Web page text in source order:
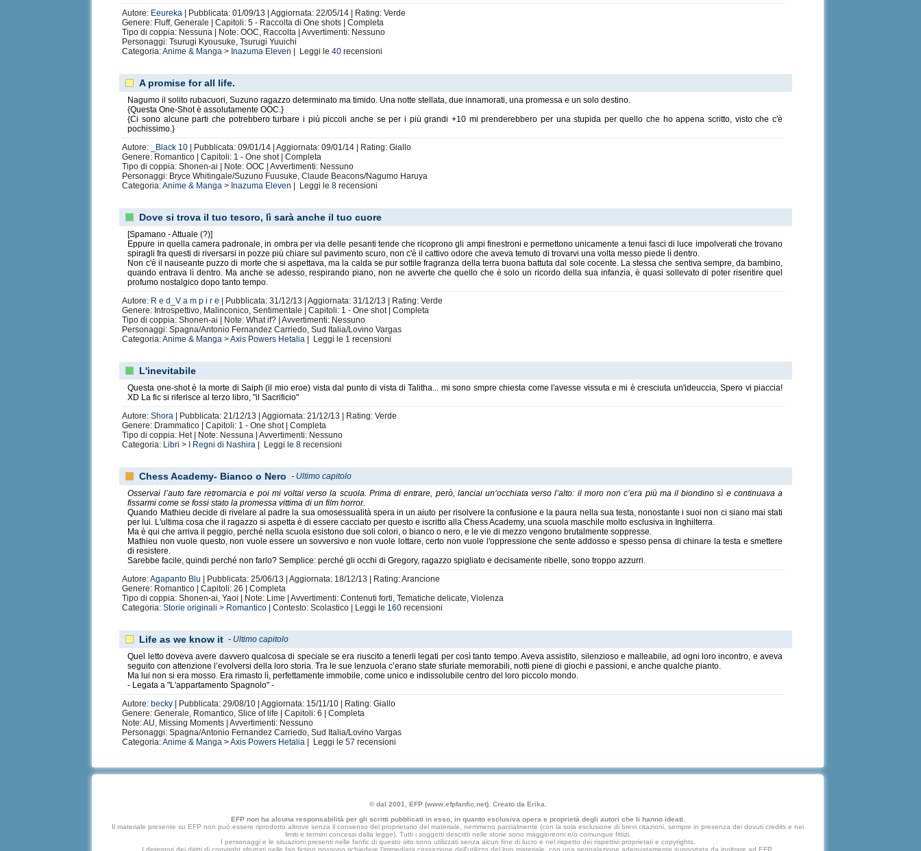
Autore: Eeureka | Pubblicata: 01/09/13 | Aggiornata: 22/05/14 | Rating: Verde
Genere: Fluff, Generale | Capitoli: 5 - Raccolta di One shots | Completa
Tipo di coppia: Nessuna | Note: OOC, Raccolta | Avvertimenti: Nessuno
Personaggi: Tsurugi Kyousuke, Tsurugi Yuuichi
Categoria:Anime & Manga > Inazuma Eleven | Leggi le40 recensioni
A promise for all life.
Nagumo il solito rubacuori, Suzuno ragazzo determinato ma timido. Una notte stellata, due innamorati, una promessa e un solo destino.
{Questa One-Shot è assolutamente OOC.}
{Ci sono alcune parti che potrebbero turbare i più piccoli anche se per i più grandi +10 mi prenderebbero per una stupida per quello che ho appena scritto, visto che c'è
pochissimo.}
Autore:
_Black 10 | Pubblicata: 09/01/14 | Aggiornata: 09/01/14 | Rating: Giallo
Genere: Romantico | Capitoli: 1 - One shot | Completa
Tipo di coppia: Shonen-ai | Note: OOC | Avvertimenti: Nessuno
Personaggi: Bryce Whitingale/Suzuno Fuusuke, Claude Beacons/Nagumo Haruya
Categoria:Anime & Manga > Inazuma Eleven | Leggi le8 recensioni
Dove si trova il tuo tesoro, lì sarà anche il tuo cuore
[Spamano - Attuale (?)]
Eppure in quella camera padronale, in ombra per via delle pesanti tende che ricoprono gli ampi finestroni e permettono unicamente a tenui fasci di luce impolverati che trovano
spiragli fra questi di riversarsi in pozze più chiare sul pavimento scuro, non c'è il cattivo odore che aveva temuto di trovarvi una volta messo piede lì dentro.
Non c'è il nauseante puzzo di morte che si aspettava, ma la calda se pur sottile fragranza della terra buona battuta dal sole cocente. La stessa che sentiva sempre, da bambino,
quando entrava lì dentro. Ma anche se adesso, respirando piano, non ne avverte che quello che è solo un ricordo della sua infanzia, è quasi sollevato di poter risentire quel
profumo nostalgico dopo tanto tempo.
Autore: R e d_V a m p i r e
| Pubblicata: 31/12/13 | Aggiornata: 31/12/13 | Rating: Verde
Genere: Introspettivo, Malinconico, Sentimentale | Capitoli: 1 - One shot | Completa
Tipo di coppia: Shonen-ai | Note: What if? | Avvertimenti: Nessuno
Personaggi: Spagna/Antonio Fernandez Carriedo, Sud Italia/Lovino Vargas
Categoria:Anime & Manga >Axis Powers Hetalia | Leggi le 1 recensioni
L'inevitabile
Questa one-shot è la morte di Saiph (il mio eroe) vista dal punto di vista di Talitha... mi sono smpre chiesta come l'avesse vissuta e mi è cresciuta un'ideuccia, Spero vi piaccia!
XD La fic si riferisce al terzo libro, "il Sacrificio"
Autore:Shora | Pubblicata: 21/12/13 | Aggiornata: 21/12/13 | Rating: Verde
Genere: Drammatico | Capitoli: 1 - One shot | Completa
Tipo di coppia: Het | Note: Nessuna | Avvertimenti: Nessuno
Categoria: Libri > I Regni di Nashira | Leggi le8 recensioni
Chess Academy- Bianco o Nero - Ultimo capitolo
Osservai l’auto fare retromarcia e poi mi voltai verso la scuola. Prima di entrare, però, lanciai un’occhiata verso l’alto: il moro non c’era più ma il biondino sì e continuava a
fissarmi come se fossi stato la promessa vittima di un film horror.
Quando Mathieu decide di rivelare al padre la sua omosessualità spera in un aiuto per risolvere la confusione e la paura nella sua testa, nonostante i suoi non ci siano mai stati
per lui. L'ultima cosa che il ragazzo si aspetta è di essere cacciato per questo e iscritto alla Chess Academy, una scuola maschile molto esclusiva in Inghilterra.
Ma è qui che arriva il peggio, perché nella scuola esistono due soli colori, o bianco o nero, e le vie di mezzo vengono brutalmente soppresse.
Mathieu non vuole questo, non vuole essere un sovversivo e non vuole lottare, certo non vuole l'oppressione che sente addosso e spesso pensa di chinare la testa e smettere
di resistere.
Sarebbe facile, quindi perché non farlo? Semplice: perché gli occhi di Gregory, ragazzo spigliato e decisamente ribelle, sono troppo azzurri.
Autore:Agapanto Blu
| Pubblicata: 25/06/13 | Aggiornata: 18/12/13 | Rating: Arancione
Genere: Romantico | Capitoli: 26 | Completa
Tipo di coppia: Shonen-ai, Yaoi | Note: Lime | Avvertimenti: Contenuti forti, Tematiche delicate, Violenza
Categoria:Storie originali > Romantico | Contesto: Scolastico | Leggi le 160 recensioni
Life as we know it - Ultimo capitolo
Quel letto doveva avere davvero qualcosa di speciale se era riuscito a tenerli legati per così tanto tempo. Aveva assistito, silenzioso e malleabile, ad ogni loro incontro, e aveva
seguito con attenzione l’evolversi della loro storia. Tra le sue lenzuola c’erano state sfuriate memorabili, notti piene di giochi e passioni, e anche qualche pianto.
Ma lui non si era mosso. Era rimasto lì, perfettamente immobile, come unico e indissolubile centro del loro piccolo mondo.
- Legata a "L'appartamento Spagnolo" -
Autore: becky | Pubblicata: 29/08/10 | Aggiornata: 15/11/10 | Rating: Giallo
Genere: Generale, Romantico, Slice of life | Capitoli: 6 | Completa
Note: AU, Missing Moments | Avvertimenti: Nessuno
Personaggi: Spagna/Antonio Fernandez Carriedo, Sud Italia/Lovino Vargas
Categoria:Anime & Manga >Axis Powers Hetalia | Leggi le57 recensioni
© dal 2001, EFP (www.efpfanfic.net). Creato da Erika.
EFP non ha alcuna responsabilità per gli scritti pubblicati in esso, in quanto esclusiva opera e proprietà degli autori che li hanno ideati.
Il materiale presente su EFP non può essere riprodotto altrove senza il consenso del proprietario del materiale, nemmeno parzialmente (con la sola esclusione di brevi citazioni, sempre in presenza dei dovuti credits e nei
limiti e termini concessi dalla legge). Tutti i soggetti descritti nelle storie sono maggiorenni e/o comunque fittizi.
I personaggi e le situazioni presenti nelle fanfic di questo sito sono utilizzati senza alcun fine di lucro e nel rispetto dei rispettivi proprietari e copyrights.
I detentori dei diritti di copyright sfruttati nelle fan fiction possono richiedere l'immediata cessazione dell'utilizzo del loro materiale, con una segnalazione adeguatamente supportata da inoltrare ad EFP.